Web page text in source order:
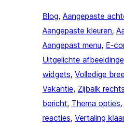
Blog, Aangepaste
Aangepaste kleuren,
Aangepast menu, E-
Uitgelichte
widgets, Volledige
Vakantie, Zijbalk rechts
bericht, Thema opties,
reacties, Vertaling klaar